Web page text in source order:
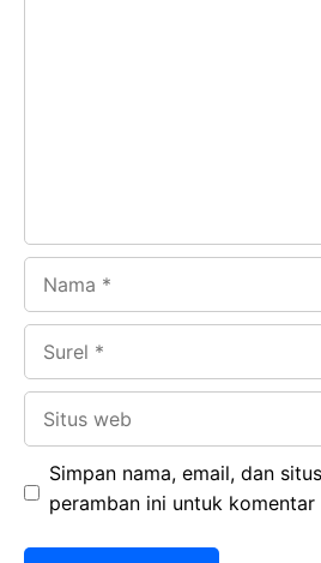
Simpan nama, email, dan
peramban ini untuk